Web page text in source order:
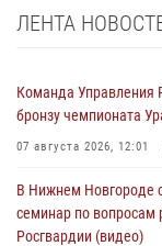
ЛЕНТА
Команда Управления
бронзу чемпионата
07 августа 2026, 12:01
В Нижнем Новгороде
семинар по вопросам
Росгвардии (видео)